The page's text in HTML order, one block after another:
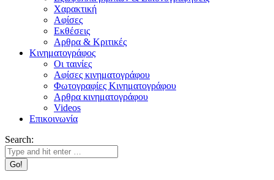
Χαρακτική
Αφίσες
Εκθέσεις
Αρθρα & Κριτικές
Κινηματογράφος
Οι ταινίες
Αφίσες κινηματογράφου
Φωτογραφίες Κινηματογράφου
Αρθρα κινηματογράφου
Videos
Επικοινωνία
Search: